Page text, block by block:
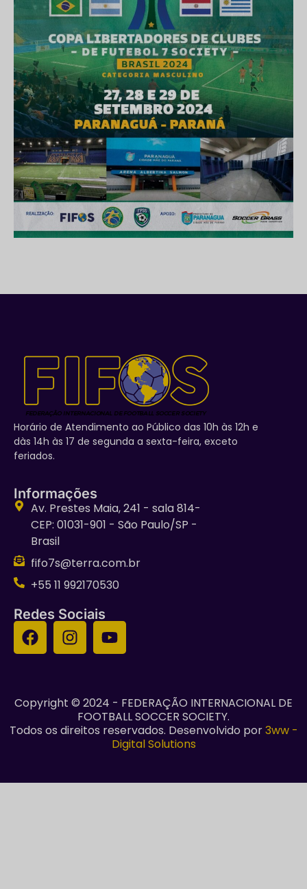
Horário de Atendimento ao Público das 10h às 12h e
dàs 14h às 17 de segunda a sexta-feira, exceto
feriados.
Informações
Av. Prestes Maia, 241 - sala 814-
CEP: 01031-901 - São Paulo/SP -
Brasil
fifo7s@terra.com.br
+55 11 992170530
Redes Sociais
Copyright © 2024 - FEDERAÇÃO INTERNACIONAL DE
FOOTBALL SOCCER SOCIETY.
Todos os direitos reservados. Desenvolvido por3ww -
Digital Solutions